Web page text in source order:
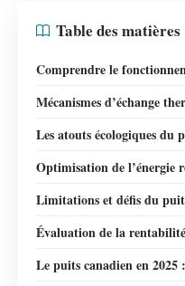
Table des matières
Comprendre le
Mécanismes d’échange
Les atouts écologiques du
Optimisation de l’énergie
Limitations et défis du
Évaluation de la rentabilité
Le puits canadien en 2025